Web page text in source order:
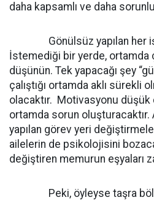
daha kapsamlı ve daha
Gönülsüz yapılan her
İstemediği bir yerde, ortamda
düşünün. Tek yapacağı şey
çalıştığı ortamda aklı sürekli
olacaktır. Motivasyonu
ortamda sorun oluşturacaktır.
yapılan görev yeri
ailelerin de psikolojisini
değiştiren memurun eşyaları
Peki, öyleyse taşra